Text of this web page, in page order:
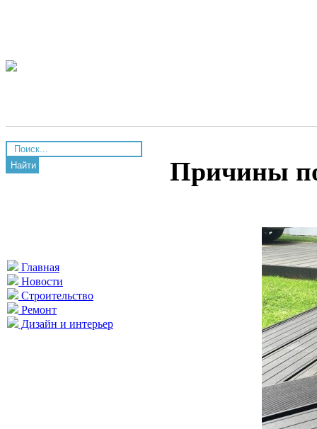
Найти
Главная
Новости
Строительство
Ремонт
Дизайн и интерьер
Причины